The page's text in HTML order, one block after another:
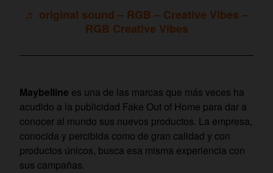
♬ original sound – RGB – Creative Vibes –
RGB Creative Vibes
Maybelline es una de las marcas que más veces ha
acudido a la publicidad Fake Out of Home para dar a
conocer al mundo sus nuevos productos. La empresa,
conocida y percibida como de gran calidad y con
productos únicos, busca esa misma experiencia con
sus campañas.